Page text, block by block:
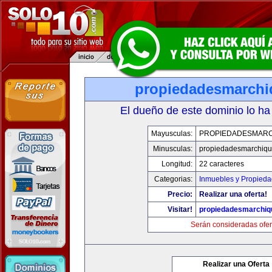
El dueño de este dominio lo
Mayusculas:
Minusculas:
Longitud:
22 caracteres
Categorias:
Inmuebles y
Precio:
Realizar una oferta!
Visitar!
Serán consideradas
Realizar una Oferta